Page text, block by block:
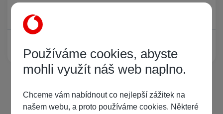
Žádný registrovaný uživatel si neprohlíží tuto stránku
Používáme cookies, abyste
mohli využít náš web naplno.
Chceme vám nabídnout co nejlepší zážitek na
našem webu, a proto používáme cookies. Některé